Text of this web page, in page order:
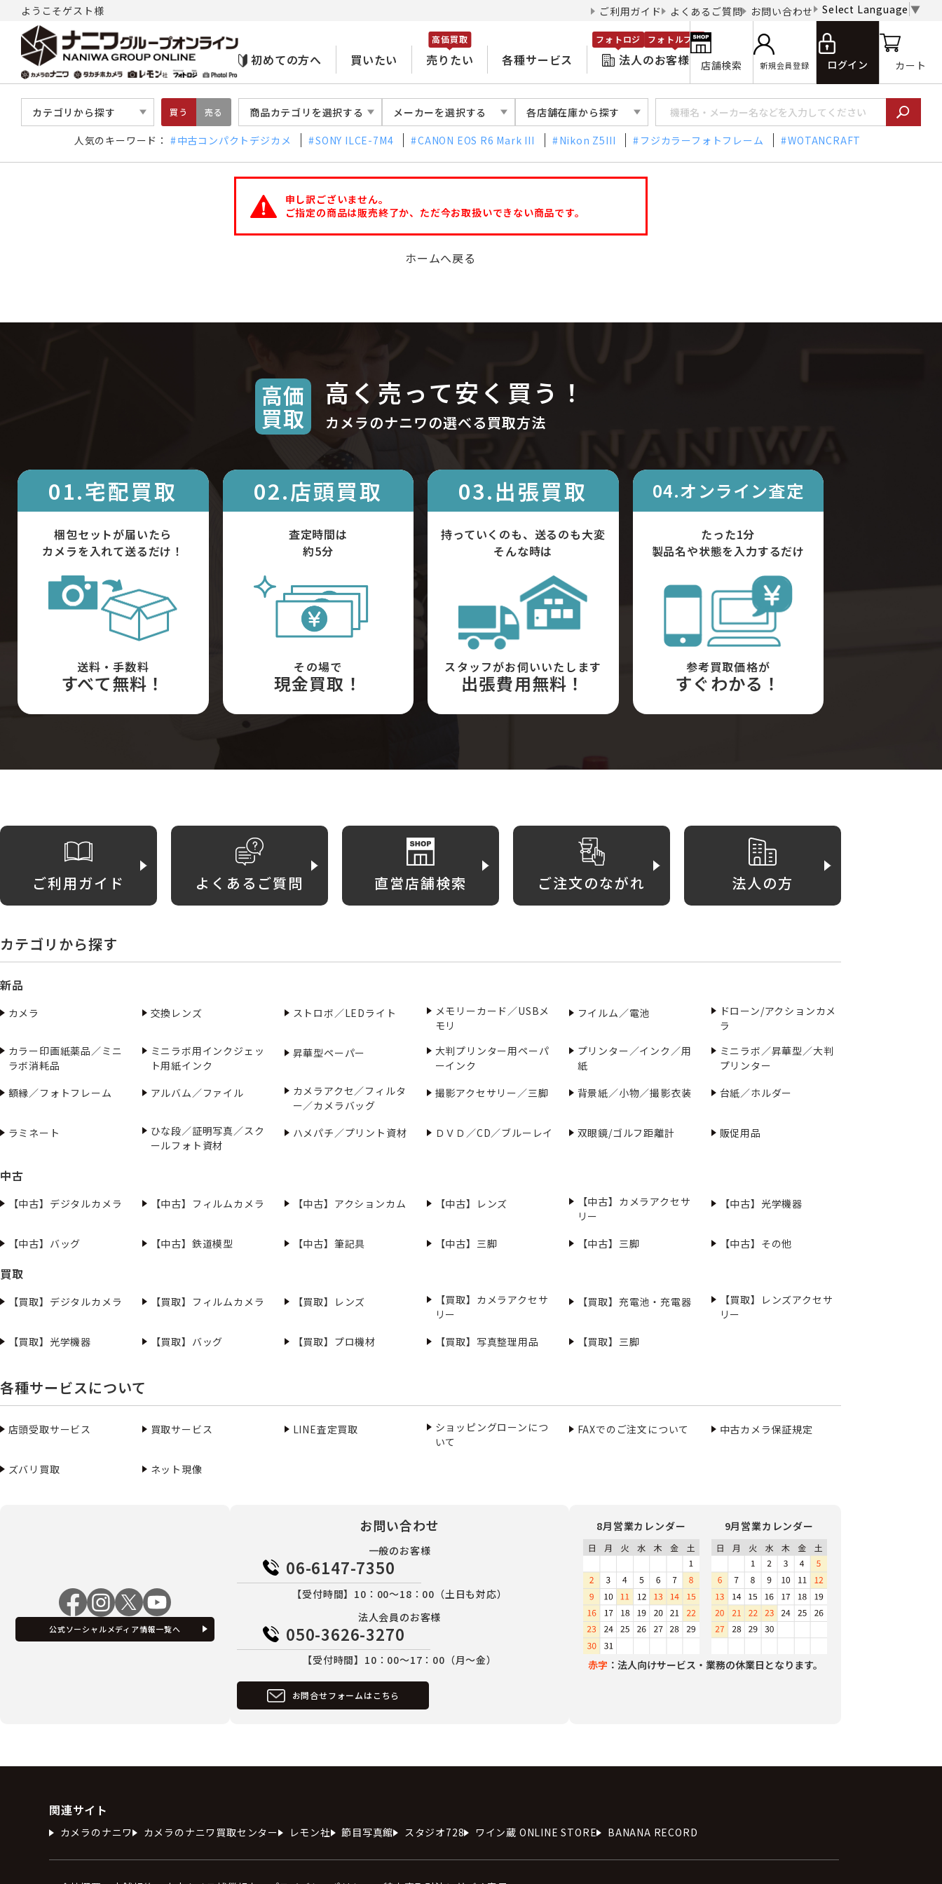
ようこそゲスト様 ご利用ガイド よくあるご質問 お問い合わせ Select Language ▼
初めての方へ 買いたい 売りたい
高価買取
各種サービス 法人のお客様
フォトロジ フォトルプロ
店舗検索 新規会員登録 ログイン カート
カテゴリから探す 買う 売る 商品カテゴリを選択する メーカーを選択する 各店舗在庫から探す
人気のキーワード： 中古コンパクトデジカメ SONY ILCE-7M4 CANON EOS R6 Mark III Nikon Z5III フジカラーフォトフレーム WOTANCRAFT
申し訳ございません。
ご指定の商品は販売終了か、ただ今お取扱いできない商品です。
ホームへ戻る
高価
買取
高く売って安く買う！
カメラのナニワの選べる買取方法
01.宅配買取
梱包セットが届いたら
カメラを入れて送るだけ！
送料・手数料
すべて無料！
02.店頭買取
査定時間は
約5分
その場で
現金買取！
03.出張買取
持っていくのも、送るのも大変
そんな時は
スタッフがお伺いいたします
出張費用無料！
04.オンライン査定
たった1分
製品名や状態を入力するだけ
参考買取価格が
すぐわかる！
ご利用ガイド よくあるご質問 直営店舗検索 ご注文のながれ 法人の方
カテゴリから探す
新品
カメラ 交換レンズ ストロボ／LEDライト
メモリーカード／USBメ
モリ
フイルム／電池
ドローン/アクションカメ
ラ
カラー印画紙薬品／ミニ
ラボ消耗品
ミニラボ用インクジェッ
ト用紙インク
昇華型ペーパー
大判プリンター用ペーパ
ーインク
プリンター／インク／用
紙
ミニラボ／昇華型／大判
プリンター
額縁／フォトフレーム
アルバム／ファイル
カメラアクセ／フィルタ
ー／カメラバッグ
撮影アクセサリー／三脚 背景紙／小物／撮影衣装 台紙／ホルダー
ラミネート
ひな段／証明写真／スク
ールフォト資材
ハメパチ／プリント資材 ＤＶＤ／CD／ブルーレイ 双眼鏡/ゴルフ距離計 販促用品
中古
【中古】デジタルカメラ 【中古】フィルムカメラ 【中古】アクションカム 【中古】レンズ
【中古】カメラアクセサ
リー
【中古】光学機器
【中古】バッグ 【中古】鉄道模型 【中古】筆記具 【中古】三脚 【中古】三脚 【中古】その他
買取
【買取】デジタルカメラ 【買取】フィルムカメラ 【買取】レンズ
【買取】カメラアクセサ
リー
【買取】充電池・充電器
【買取】レンズアクセサ
リー
【買取】光学機器
【買取】バッグ 【買取】プロ機材 【買取】写真整理用品 【買取】三脚
各種サービスについて
店頭受取サービス 買取サービス LINE査定買取
ショッピングローンにつ
いて
FAXでのご注文について 中古カメラ保証規定
ズバリ買取 ネット現像
公式ソーシャルメディア情報一覧へ
お問い合わせ
一般のお客様
06-6147-7350
【受付時間】10：00～18：00（土日も対応）
法人会員のお客様
050-3626-3270
【受付時間】10：00～17：00（月～金）
お問合せフォームはこちら
8月営業カレンダー 9月営業カレンダー
赤字 ：法人向けサービス・業務の休業日となります。
関連サイト
カメラのナニワ カメラのナニワ買取センター レモン社 節目写真館 スタジオ728 ワイン蔵 ONLINE STORE BANANA RECORD